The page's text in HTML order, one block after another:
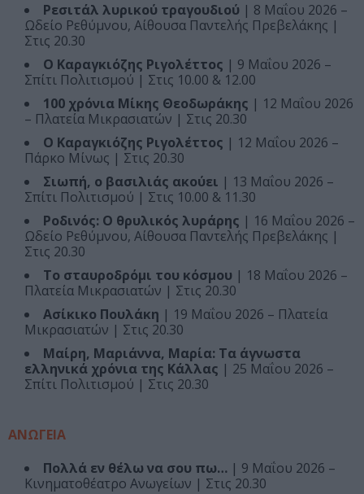
Ρεσιτάλ λυρικού τραγουδιού | 8 Μαΐου 2026 –
Ωδείο Ρεθύμνου, Αίθουσα Παντελής Πρεβελάκης |
Στις 20.30
Ο Καραγκιόζης Ριγολέττος | 9 Μαΐου 2026 –
Σπίτι Πολιτισμού | Στις 10.00 & 12.00
100 χρόνια Μίκης Θεοδωράκης | 12 Μαΐου 2026
– Πλατεία Μικρασιατών | Στις 20.30
Ο Καραγκιόζης Ριγολέττος | 12 Μαΐου 2026 –
Πάρκο Μίνως | Στις 20.30
Σιωπή, ο βασιλιάς ακούει | 13 Μαΐου 2026 –
Σπίτι Πολιτισμού | Στις 10.00 & 11.30
Ροδινός: O θρυλικός λυράρης | 16 Μαΐου 2026 –
Ωδείο Ρεθύμνου, Αίθουσα Παντελής Πρεβελάκης |
Στις 20.30
Το σταυροδρόμι του κόσμου | 18 Μαΐου 2026 –
Πλατεία Μικρασιατών | Στις 20.30
Ασίκικο Πουλάκη | 19 Μαΐου 2026 – Πλατεία
Μικρασιατών | Στις 20.30
Μαίρη, Μαριάννα, Μαρία: Τα άγνωστα
ελληνικά χρόνια της Κάλλας | 25 Μαΐου 2026 –
Σπίτι Πολιτισμού | Στις 20.30
ΑΝΩΓΕΙΑ
Πολλά εν θέλω να σου πω… | 9 Μαΐου 2026 –
Κινηματοθέατρο Ανωγείων | Στις 20.30